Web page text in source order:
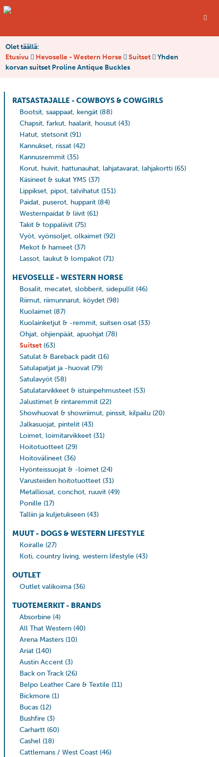
Olet täällä:
Etusivu
Hevoselle - Western Horse Suitset
Yhden
korvan suitset Proline Antique Buckles
RATSASTAJALLE - COWBOYS & COWGIRLS
Bootsit, saappaat, kengät (88)
Chapsit, farkut, haalarit, housut (43)
Hatut, stetsonit (91)
Kannukset, rissat (42)
Kannusremmit (35)
Korut, huivit, hattunauhat, lahjatavarat, lahjakortti (65)
Käsineet & sukat YMS (37)
Lippikset, pipot, talvihatut (151)
Paidat, puserot, hupparit (84)
Westernpaidat & liivit (61)
Takit & toppaliivit (75)
Vyöt, vyönsoljet, olkaimet (92)
Mekot & hameet (37)
Lassot, laukut & lompakot (71)
HEVOSELLE - WESTERN HORSE
Bosalit, mecatet, slobberit, sidepullit (46)
Riimut, riimunnarut, köydet (98)
Kuolaimet (87)
Kuolainketjut & -remmit, suitsen osat (33)
Ohjat, ohjienpäät, apuohjat (78)
Suitset (63)
Satulat & Bareback padit (16)
Satulapatjat ja -huovat (79)
Satulavyöt (58)
Satulatarvikkeet & istuinpehmusteet (53)
Jalustimet & rintaremmit (22)
Showhuovat & showriimut, pinssit, kilpailu (20)
Jalkasuojat, pintelit (43)
Loimet, loimitarvikkeet (31)
Hoitotuotteet (29)
Hoitovälineet (36)
Hyönteissuojat & -loimet (24)
Varusteiden hoitotuotteet (31)
Metalliosat, conchot, ruuvit (49)
Ponille (17)
Talliin ja kuljetukseen (43)
MUUT - DOGS & WESTERN LIFESTYLE
Koiralle (27)
Koti, country living, western lifestyle (43)
OUTLET
Outlet valikoima (36)
TUOTEMERKIT - BRANDS
Absorbine (4)
All That Western (40)
Arena Masters (10)
Ariat (140)
Austin Accent (3)
Back on Track (26)
Belpo Leather Care & Textile (11)
Bickmore (1)
Bucas (12)
Bushfire (3)
Carhartt (60)
Cashel (18)
Cattlemans / West Coast (46)